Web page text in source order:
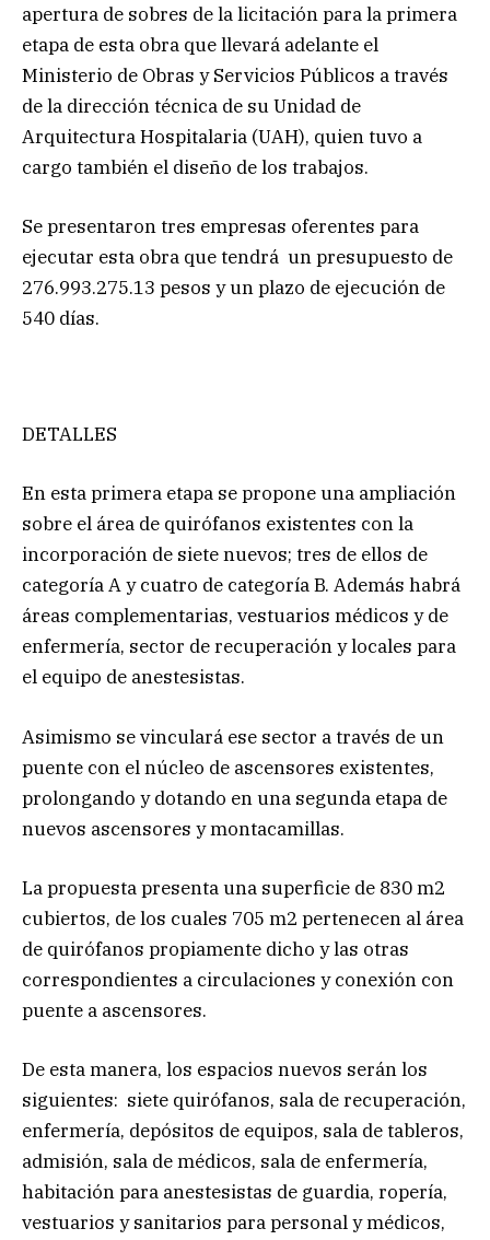
apertura de sobres de la licitación para la primera
etapa de esta obra que llevará adelante el
Ministerio de Obras y Servicios Públicos a través
de la dirección técnica de su Unidad de
Arquitectura Hospitalaria (UAH), quien tuvo a
cargo también el diseño de los trabajos.
Se presentaron tres empresas oferentes para
ejecutar esta obra que tendrá un presupuesto de
276.993.275.13 pesos y un plazo de ejecución de
540 días.
DETALLES
En esta primera etapa se propone una ampliación
sobre el área de quirófanos existentes con la
incorporación de siete nuevos; tres de ellos de
categoría A y cuatro de categoría B. Además habrá
áreas complementarias, vestuarios médicos y de
enfermería, sector de recuperación y locales para
el equipo de anestesistas.
Asimismo se vinculará ese sector a través de un
puente con el núcleo de ascensores existentes,
prolongando y dotando en una segunda etapa de
nuevos ascensores y montacamillas.
La propuesta presenta una superficie de 830 m2
cubiertos, de los cuales 705 m2 pertenecen al área
de quirófanos propiamente dicho y las otras
correspondientes a circulaciones y conexión con
puente a ascensores.
De esta manera, los espacios nuevos serán los
siguientes: siete quirófanos, sala de recuperación,
enfermería, depósitos de equipos, sala de tableros,
admisión, sala de médicos, sala de enfermería,
habitación para anestesistas de guardia, ropería,
vestuarios y sanitarios para personal y médicos,